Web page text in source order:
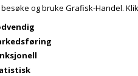
og bruke Grafisk-Handel.